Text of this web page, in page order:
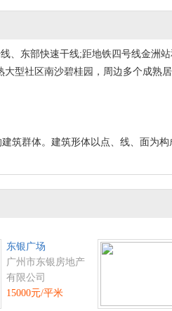
东部快速干线;距地铁四号线金洲站
型社区南沙碧桂园，周边多个成熟居
群体。建筑形体以点、线、面为构
东银广场
广州市东银房地产
有限公司
15000元/平米